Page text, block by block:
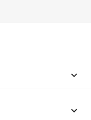

keyboard_arrow_down